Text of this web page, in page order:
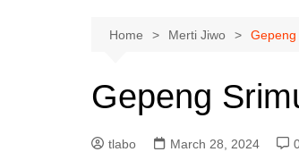
Home Merti Jiwo
Gepeng
tlabo March 28, 2024